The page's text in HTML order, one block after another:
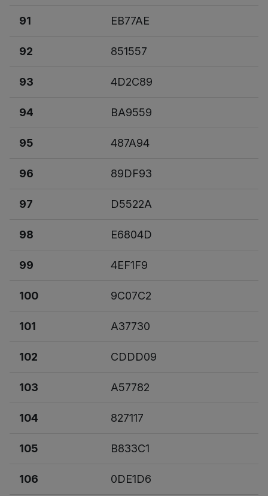
91 EB77AE
92 851557
93 4D2C89
94 BA9559
95 487A94
96 89DF93
97 D5522A
98 E6804D
99 4EF1F9
100 9C07C2
101 A37730
102 CDDD09
103 A57782
104 827117
105 B833C1
106 0DE1D6